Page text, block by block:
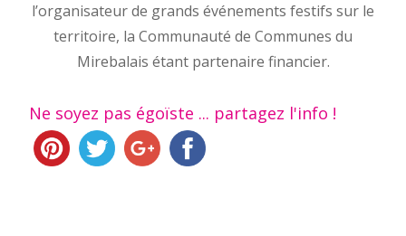
l’organisateur de grands événements festifs sur le
territoire, la Communauté de Communes du
Mirebalais étant partenaire financier.
Ne soyez pas égoïste ... partagez l'info !